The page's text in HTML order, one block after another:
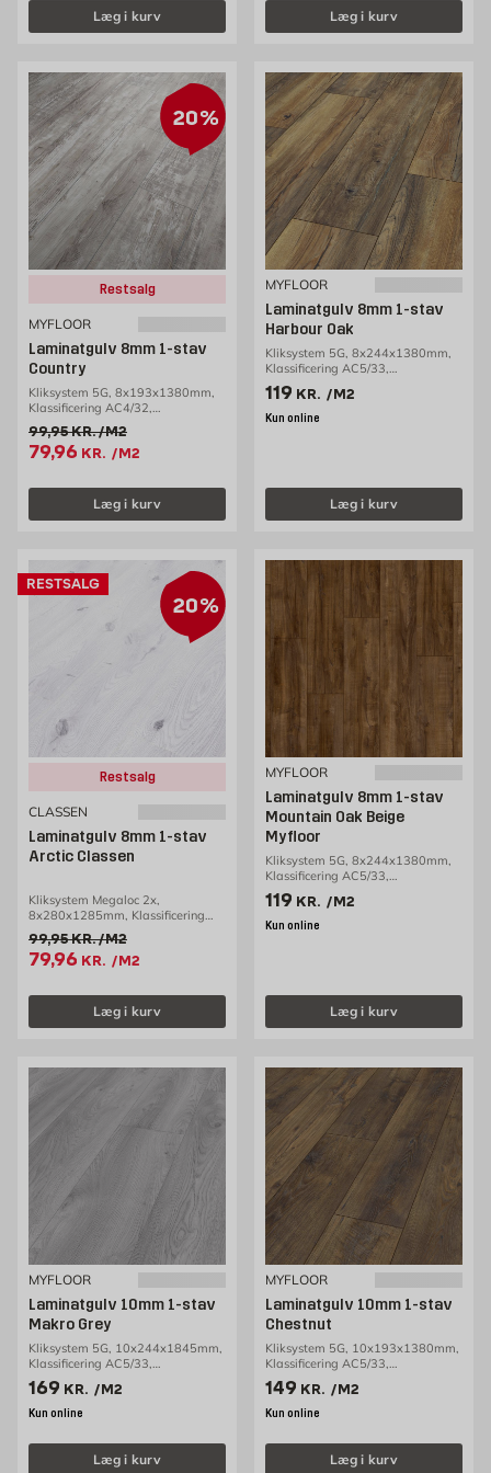
Læg i kurv Læg i kurv
20%
Restsalg
MYFLOOR
Laminatgulv 8mm 1-stav
Country
Kliksystem 5G, 8x193x1380mm,
Klassificering AC4/32,
Gammel pris 99.95 kr. /m2
99,95KR./M2
Tilbudspris 79.96 kr. /m2
79,96 KR. /M2
Læg i kurv
MYFLOOR
Laminatgulv 8mm 1-stav
Harbour Oak
Kliksystem 5G, 8x244x1380mm,
Klassificering AC5/33,
2,69m2/pakke
Pris 119 kr. /m2
119 KR. /M2
Kun online
Læg i kurv
20%
RESTSALG
Restsalg
CLASSEN
Laminatgulv 8mm 1-stav
Arctic Classen
Kliksystem Megaloc 2x,
8x280x1285mm, Klassificering
Gammel pris 99.95 kr. /m2
99,95KR./M2
Tilbudspris 79.96 kr. /m2
79,96 KR. /M2
Læg i kurv
MYFLOOR
Laminatgulv 8mm 1-stav
Mountain Oak Beige
Myfloor
Kliksystem 5G, 8x244x1380mm,
Klassificering AC5/33,
2,69m2/pakke
Pris 119 kr. /m2
119 KR. /M2
Kun online
Læg i kurv
MYFLOOR
Laminatgulv 10mm 1-stav
Makro Grey
Kliksystem 5G, 10x244x1845mm,
Klassificering AC5/33,
1,80m2/pakke
Pris 169 kr. /m2
169 KR. /M2
Kun online
Læg i kurv
MYFLOOR
Laminatgulv 10mm 1-stav
Chestnut
Kliksystem 5G, 10x193x1380mm,
Klassificering AC5/33,
1,60m2/pakke
Pris 149 kr. /m2
149 KR. /M2
Kun online
Læg i kurv